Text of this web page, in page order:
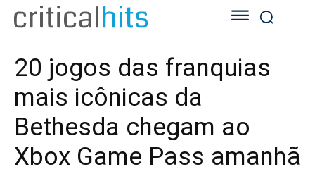
20 jogos das franquias
mais icônicas da
Bethesda chegam ao
Xbox Game Pass amanhã